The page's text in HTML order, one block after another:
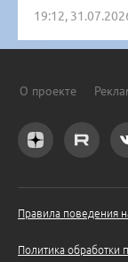
19:12,
О проекте
Правила поведения
Политика обработки